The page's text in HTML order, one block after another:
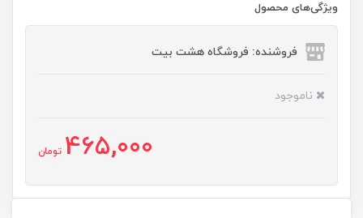
ویژگی‌های محصول
فروشنده: فروشگاه هشت بیت
ناموجود
465,000 تومان